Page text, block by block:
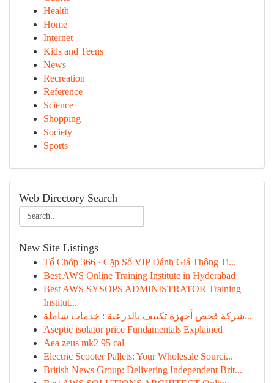
Health
Home
Internet
Kids and Teens
News
Recreation
Reference
Science
Shopping
Society
Sports
Web Directory Search
New Site Listings
Tổ Chớp 366 · Cặp Số VIP Đánh Giá Thông Ti...
Best AWS Online Training Institute in Hyderabad
Best AWS SYSOPS ADMINISTRATOR Training
Institut...
شركة فحص أجهزة تكييف بالدرعية : خدمات شاملة...
Aseptic isolator price Fundamentals Explained
Aea zeus mk2 95 cal
Electric Scooter Pallets: Your Wholesale Sourci...
British News Group: Delivering Independent Brit...